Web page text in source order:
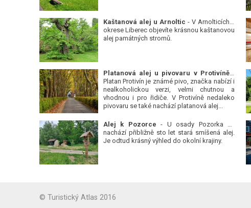
Kaštanová alej u Arnoltic - V Arnolticích v
okrese Liberec objevíte krásnou kaštanovou
alej památných stromů.
Platanová alej u pivovaru v Protivíně-
Platan Protivín je známé pivo, značka nabízí i
nealkoholickou verzi, velmi chutnou a
vhodnou i pro řidiče. V Protivíně nedaleko
pivovaru se také nachází platanová alej...
Alej k Pozorce - U osady Pozorka se
nachází přibližně sto let stará smíšená alej.
Je odtud krásný výhled do okolní krajiny.
© Turistický Atlas 2016